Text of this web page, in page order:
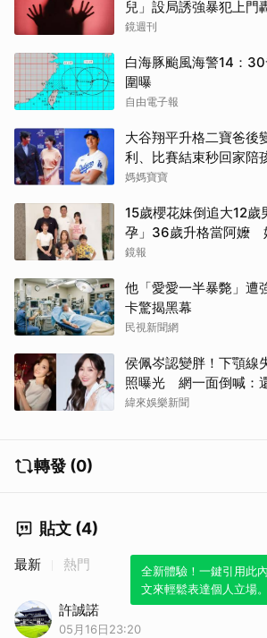
兒」設局誘強暴犯上門
鏡週刊
白海豚颱風海警14：
圍曝
自由電子報
大谷翔平升格二寶爸後
利、比賽結束秒回家陪
開
媽媽寶寶
15歲櫻花妹倒追大12歲
孕」36歲升格當阿嬤
傻眼了
鏡報
他「愛愛一半暴斃」遭
卡驚揭黑幕
民視新聞網
侯佩岑認變胖！下顎線
照曝光 網一面倒喊：
緯來娛樂新聞
轉發 (0)
貼文 (4)
全新體驗！一鍵引用此
文來輕鬆表達個人立場。
最新 熱門
許誠諾
05月16日23:20